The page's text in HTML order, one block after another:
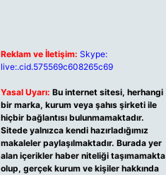
Reklam ve İletişim: Skype:
live:.cid.575569c608265c69
Yasal Uyarı: Bu internet sitesi, herhangi
bir marka, kurum veya şahıs şirketi ile
hiçbir bağlantısı bulunmamaktadır.
Sitede yalnızca kendi hazırladığımız
makaleler paylaşılmaktadır. Burada yer
alan içerikler haber niteliği taşımamakta
olup, gerçek kurum ve kişiler hakkında